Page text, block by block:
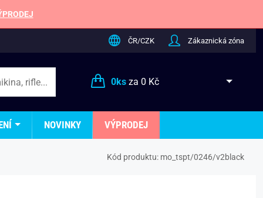
ČR/CZK Zákaznická zóna
0ksza 0 Kč
NOVINKY VÝPRODEJ
Kód produktu: mo_tspt/0246/v2black